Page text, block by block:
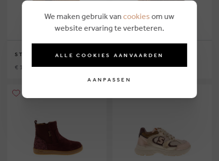
STONES AND BONES
€ 107,95
STONES AND BONES
€ 107,95
We maken gebruik van cookies om uw
website ervaring te verbeteren.
ALLE COOKIES AANVAARDEN
AANPASSEN